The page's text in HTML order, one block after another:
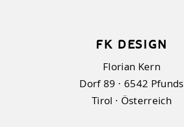
FK DESIGN
Florian Kern
Dorf 89 · 6542 Pfunds
Tirol · Österreich